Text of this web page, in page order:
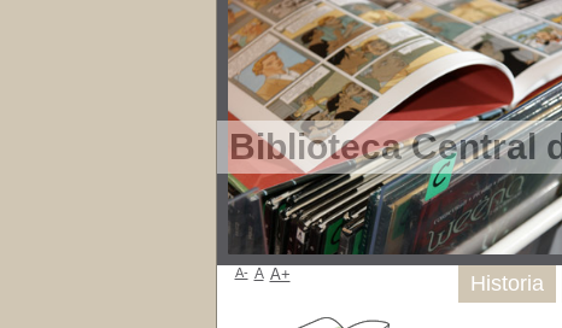
Biblioteca Central
Historia
A- A A+